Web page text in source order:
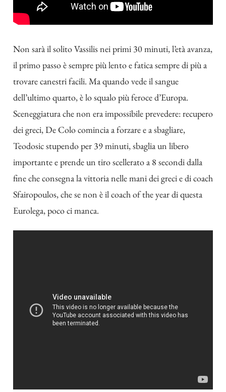
Non sarà il solito Vassilis nei primi 30 minuti, l’età avanza,
il primo passo è sempre più lento e fatica sempre di più a
trovare canestri facili. Ma quando vede il sangue
dell’ultimo quarto, è lo squalo più feroce d’Europa.
Sceneggiatura che non era impossibile prevedere: recupero
dei greci, De Colo comincia a forzare e a sbagliare,
Teodosic stupendo per 39 minuti, sbaglia un libero
importante e prende un tiro scellerato a 8 secondi dalla
fine che consegna la vittoria nelle mani dei greci e di coach
Sfairopoulos, che se non è il coach of the year di questa
Eurolega, poco ci manca.